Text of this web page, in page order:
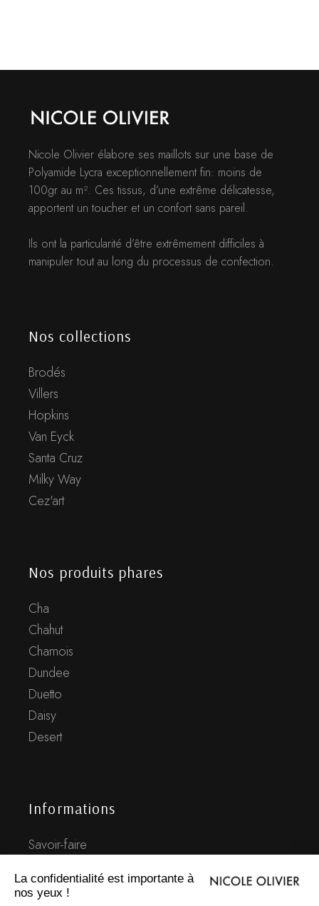
Nicole Olivier élabore ses maillots sur une base de
Polyamide Lycra exceptionnellement fin: moins de
100gr au m². Ces tissus, d’une extrême délicatesse,
apportent un toucher et un confort sans pareil.
Ils ont la particularité d’être extrêmement difficiles à
manipuler tout au long du processus de confection.
Nos collections
Brodés
Villers
Hopkins
Van Eyck
Santa Cruz
Milky Way
Cez'art
Nos produits phares
Cha
Chahut
Chamois
Dundee
Duetto
Daisy
Desert
Informations
Savoir-faire
FAQ